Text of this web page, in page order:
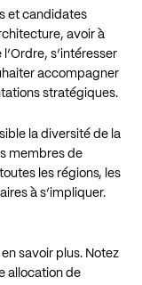
et candidates
avoir à
s’intéresser
accompagner
stratégiques.
la diversité de la
membres de
les régions, les
à s’impliquer.
savoir plus. Notez
allocation de